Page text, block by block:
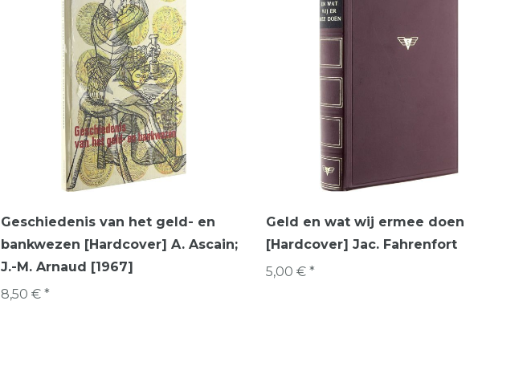
Geschiedenis van het geld- en
bankwezen [Hardcover] A. Ascain;
J.-M. Arnaud [1967]
8,50 € *
Geld en wat wij ermee doen
[Hardcover] Jac. Fahrenfort
5,00 € *